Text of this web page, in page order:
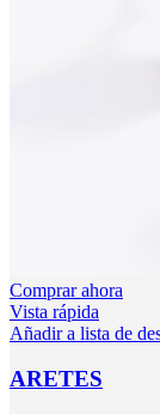
Comprar ahora
Vista rápida
Añadir a lista de
ARETES